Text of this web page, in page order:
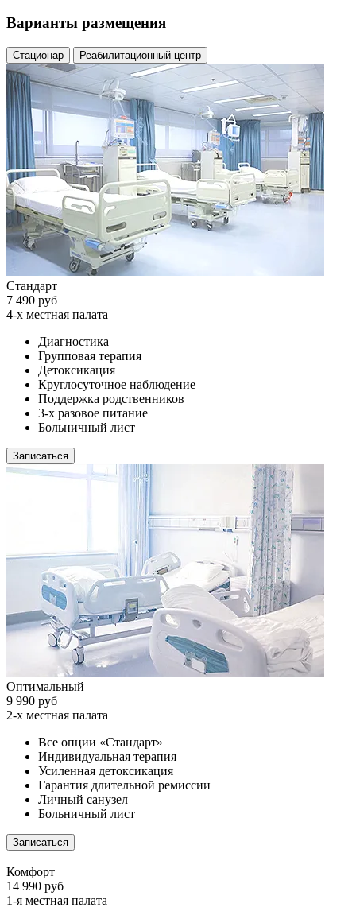
Варианты размещения
Стационар Реабилитационный центр
Стандарт
7 490 руб
4-х местная палата
Диагностика
Групповая терапия
Детоксикация
Круглосуточное наблюдение
Поддержка родственников
3-х разовое питание
Больничный лист
Записаться
Оптимальный
9 990 руб
2-х местная палата
Все опции «Стандарт»
Индивидуальная терапия
Усиленная детоксикация
Гарантия длительной ремиссии
Личный санузел
Больничный лист
Записаться
Комфорт
14 990 руб
1-я местная палата